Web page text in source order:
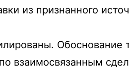
из признанного
Обоснование
взаимосвязанным